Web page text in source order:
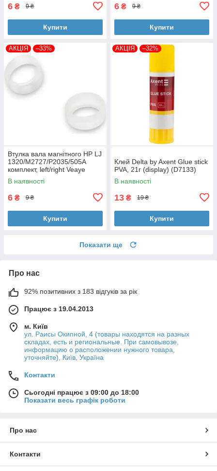
6 ₴ 9 ₴
Купити
6 ₴ 9 ₴
Купити
АКЦІЯ –33%
Втулка вала магнітного HP LJ
1320/M2727/P2035/505A
комплект, left/right Veaye
(BSHMR-505U-VE)
В наявності
6 ₴ 9 ₴
Купити
АКЦІЯ –32%
Клей Delta by Axent Glue stick
PVA, 21г (display) (D7133)
В наявності
13 ₴ 19 ₴
Купити
Показати ще
Про нас
92% позитивних з 183 відгуків за рік
Працює з 19.04.2013
м. Київ
ул. Раисы Окипной, 4 (товары находятся на разных
складах, есть и региональные. При самовывозе,
информацию о расположении нужного товара,
уточняйте), Київ, Україна
Контакти
Сьогодні працює з 09:00 до 18:00
Показати весь графік роботи
Про нас
Контакти